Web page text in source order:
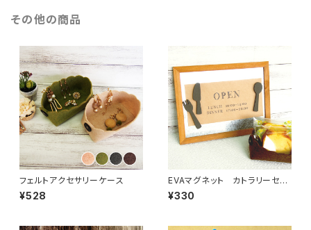
その他の商品
フェルトアクセサリーケース
¥528
EVAマグネット カトラリーセッ
ト
¥330